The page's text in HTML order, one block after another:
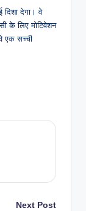
देगा। वे
के लिए मोटिवेशन
एक सच्ची
Next Post